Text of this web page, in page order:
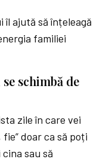
îl ajută să înțeleagă
familiei
schimbă de
zile în care vei
doar ca să poți
sau să